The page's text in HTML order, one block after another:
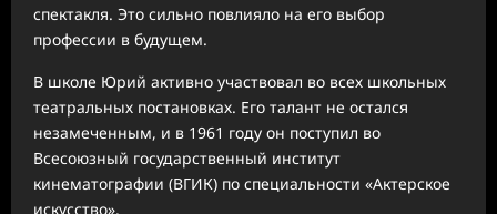
спектакля. Это сильно повлияло на его выбор
профессии в будущем.
В школе Юрий активно участвовал во всех школьных
театральных постановках. Его талант не остался
незамеченным, и в 1961 году он поступил во
Всесоюзный государственный институт
кинематографии (ВГИК) по специальности «Актерское
искусство».